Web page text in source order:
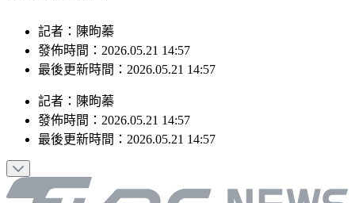
記者：陳昫蓁
發佈時間：2026.05.21 14:57
最後更新時間：2026.05.21 14:57
記者 ： 陳昫蓁
發佈時間： 2026.05.21 14:57
最後更新時間： 2026.05.21 14:57